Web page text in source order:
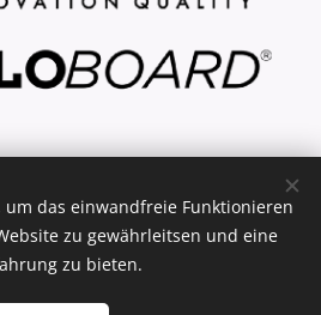
your freedom
um das einwandfreie Funktionieren
zu gewährleitsen und eine
zu bieten.